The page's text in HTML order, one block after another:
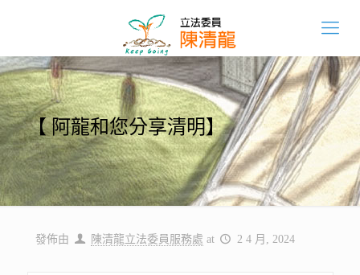
【 阿龍和您分享清明】
發佈由 陳清龍立法委員服務處 at 2 4 月, 2024